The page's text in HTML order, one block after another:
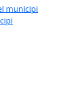
municipi